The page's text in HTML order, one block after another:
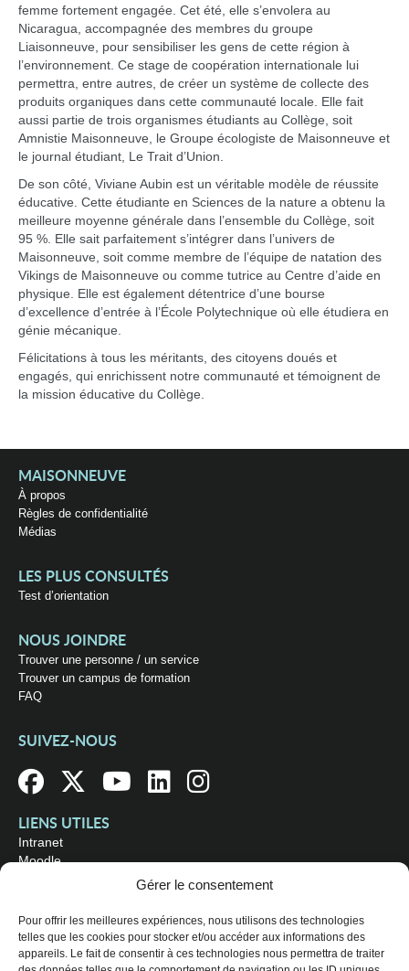
Gérer le consentement
Pour offrir les meilleures expériences, nous utilisons des technologies
telles que les cookies pour stocker et/ou accéder aux informations des
appareils. Le fait de consentir à ces technologies nous permettra de traiter
femme fortement engagée. Cet été, elle s’envolera au
Nicaragua, accompagnée des membres du groupe
Liaisonneuve, pour sensibiliser les gens de cette région à
l’environnement. Ce stage de coopération internationale lui
permettra, entre autres, de créer un système de collecte des
produits organiques dans cette communauté locale. Elle fait
aussi partie de trois organismes étudiants au Collège, soit
Amnistie Maisonneuve, le Groupe écologiste de Maisonneuve et
le journal étudiant, Le Trait d’Union.
De son côté, Viviane Aubin est un véritable modèle de réussite
éducative. Cette étudiante en Sciences de la nature a obtenu la
meilleure moyenne générale dans l’ensemble du Collège, soit
95 %. Elle sait parfaitement s’intégrer dans l’univers de
Maisonneuve, soit comme membre de l’équipe de natation des
Vikings de Maisonneuve ou comme tutrice au Centre d’aide en
physique. Elle est également détentrice d’une bourse
d’excellence d’entrée à l’École Polytechnique où elle étudiera en
génie mécanique.
Félicitations à tous les méritants, des citoyens doués et
engagés, qui enrichissent notre communauté et témoignent de
la mission éducative du Collège.
MAISONNEUVE
À propos
Règles de confidentialité
Médias
LES PLUS CONSULTÉS
Test d’orientation
NOUS JOINDRE
Trouver une personne / un service
Trouver un campus de formation
FAQ
SUIVEZ-NOUS
LIENS UTILES
Intranet
Moodle
OÙ NOUS TROUVER
Campus principal